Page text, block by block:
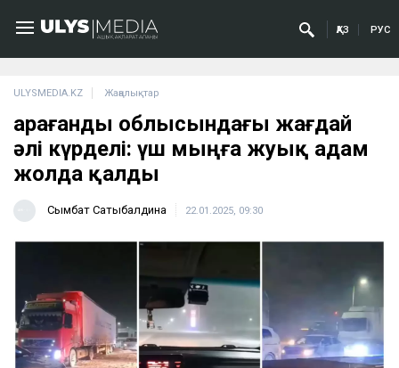
ҚАЗ РУС
ULYSMEDIA.KZ Жаңалықтар
Қарағанды облысындағы жағдай
әлі күрделі: үш мыңға жуық адам
жолда қалды
Сымбат Сатыбалдина 22.01.2025, 09:30